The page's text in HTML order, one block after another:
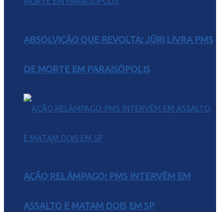
ABSOLVIÇÃO QUE REVOLTA: JÚRI LIVRA PMS
DE MORTE EM PARAISÓPOLIS
AÇÃO RELÂMPAGO: PMS INTERVÊM EM
ASSALTO E MATAM DOIS EM SP